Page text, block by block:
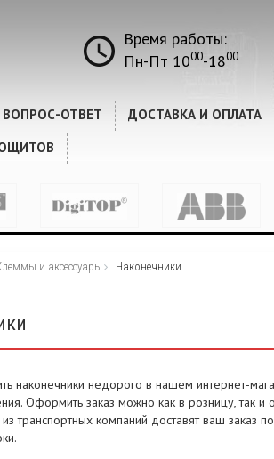
Время работы:
Пн-Пт 1000-1800
ВОПРОС-ОТВЕТ ДОСТАВКА И ОПЛАТА
и аксессуары Наконечники
наконечники недорого в нашем интернет-
Оформить заказ можно как в розницу, так
транспортных компаний доставят ваш заказ